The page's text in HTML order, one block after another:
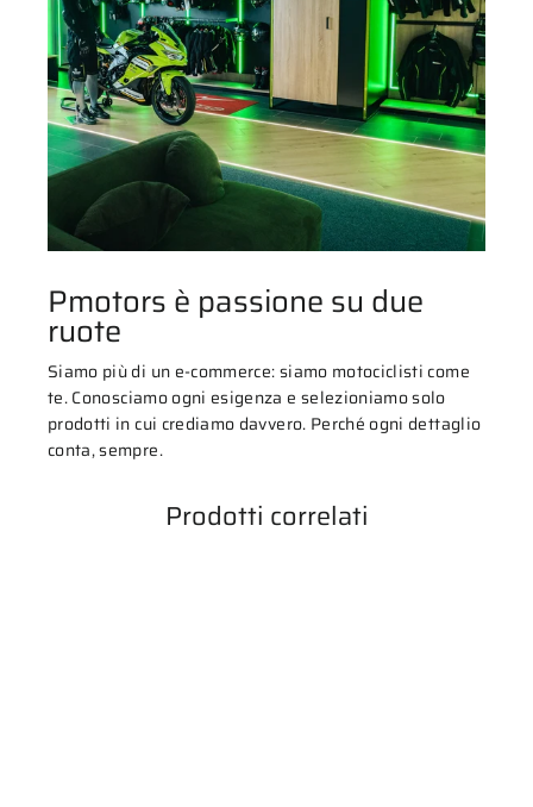
Pmotors è passione su due
ruote
Siamo più di un e-commerce: siamo motociclisti come
te. Conosciamo ogni esigenza e selezioniamo solo
prodotti in cui crediamo davvero. Perché ogni dettaglio
conta, sempre.
Prodotti correlati